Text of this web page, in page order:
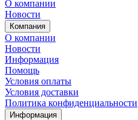
О компании
Новости
Компания
О компании
Новости
Информация
Помощь
Условия оплаты
Условия доставки
Политика конфиденциальности
Информация